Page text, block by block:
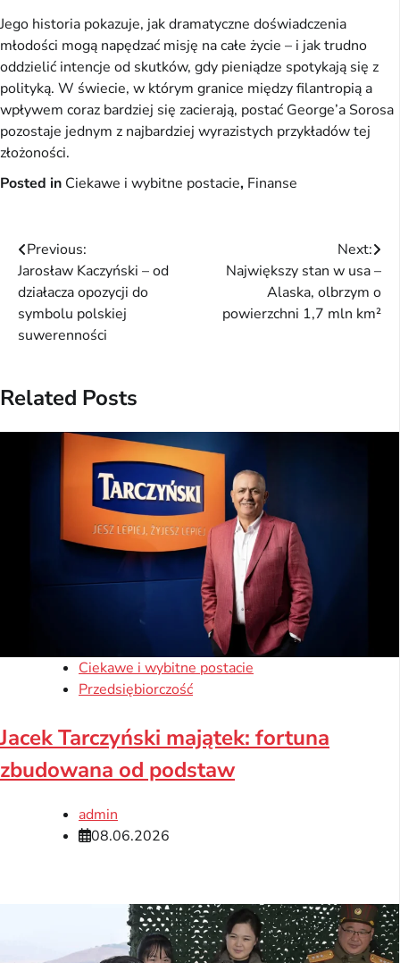
Jego historia pokazuje, jak dramatyczne doświadczenia
młodości mogą napędzać misję na całe życie – i jak trudno
oddzielić intencje od skutków, gdy pieniądze spotykają się z
polityką. W świecie, w którym granice między filantropią a
wpływem coraz bardziej się zacierają, postać George’a Sorosa
pozostaje jednym z najbardziej wyrazistych przykładów tej
złożoności.
Posted in Ciekawe i wybitne postacie, Finanse
Nawigacja
wpisu
Previous:
Jarosław Kaczyński – od
działacza opozycji do
symbolu polskiej
suwerenności
Next:
Największy stan w usa –
Alaska, olbrzym o
powierzchni 1,7 mln km²
Related Posts
Ciekawe i wybitne postacie
Przedsiębiorczość
Jacek Tarczyński majątek: fortuna
zbudowana od podstaw
admin
08.06.2026